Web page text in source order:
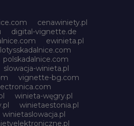
cenawiniety.pl
digital-vignette.de
ewinieta.pl
lotysskadalnice.com
polskadalnice.com
slowacja-winieta.pl
vignette-bg.com
winieta-węgry.pl
winietaestonia.pl
winietaslowacja.pl